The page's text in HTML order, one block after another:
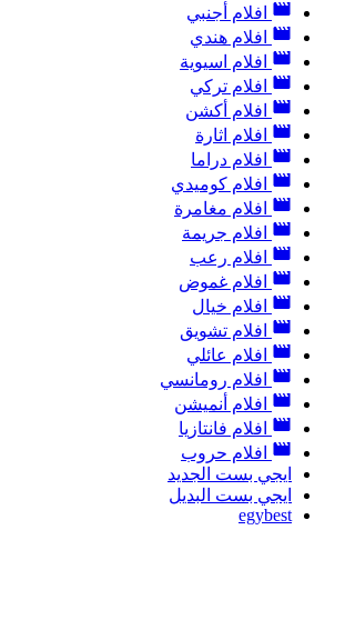
افلام أجنبي
افلام هندي
افلام اسيوية
افلام تركي
افلام أكشن
افلام اثارة
افلام دراما
افلام كوميدي
افلام مغامرة
افلام جريمة
افلام رعب
افلام غموض
افلام خيال
افلام تشويق
افلام عائلي
افلام رومانسي
افلام أنميشن
افلام فانتازيا
افلام حروب
ايجي بست الجديد
ايجي بست البديل
egybest